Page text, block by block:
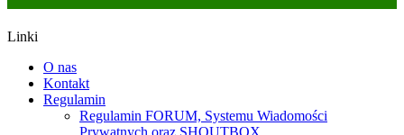
Linki
O nas
Kontakt
Regulamin
Regulamin FORUM, Systemu Wiadomości
Prywatnych oraz SHOUTBOX